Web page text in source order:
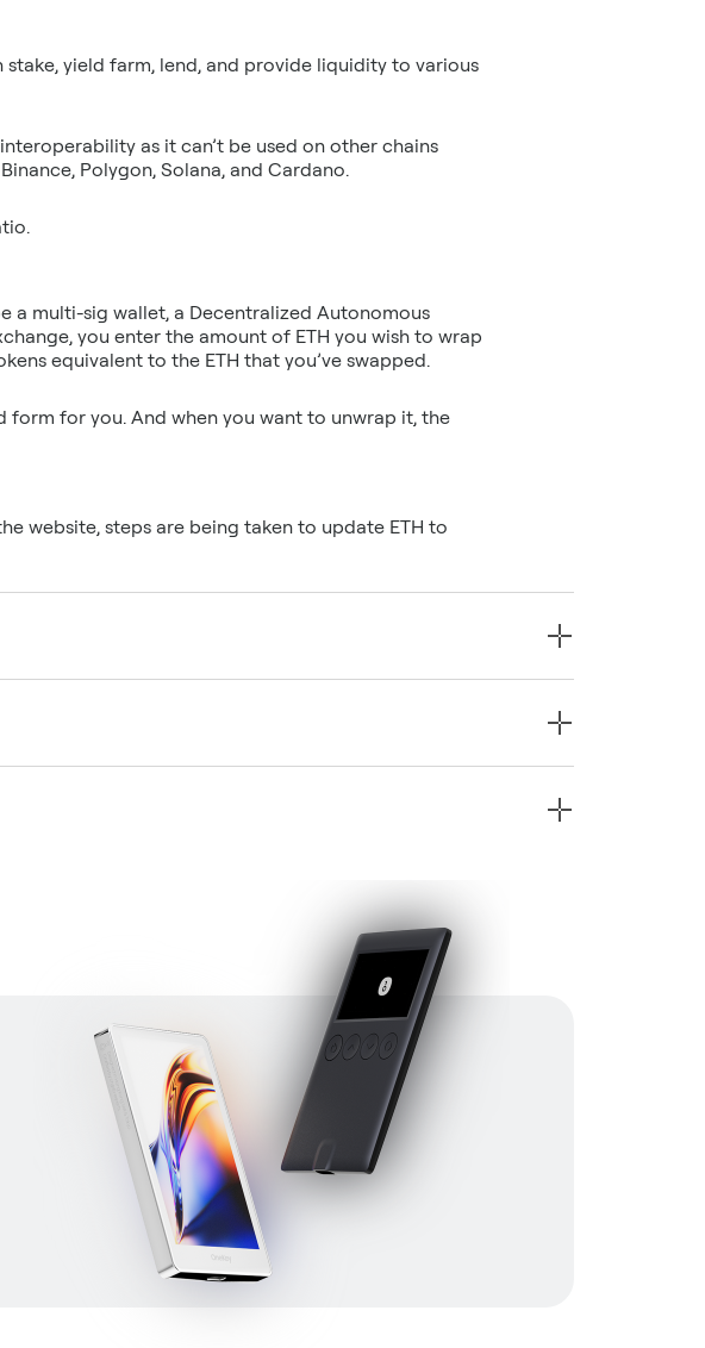
yield farm, lend, and provide liquidity to various
as it can’t be used on other chains
a multi-sig wallet, a Decentralized Autonomous
you enter the amount of ETH you wish to wrap
form for you. And when you want to unwrap it, the
website, steps are being taken to update ETH to